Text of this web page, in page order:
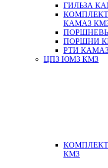
ГИЛЬЗА
КАМАЗ
ПОРШНИ
РТИ
ЦПЗ ЮМЗ КМЗ
КОМПЛЕКТ
КМЗ